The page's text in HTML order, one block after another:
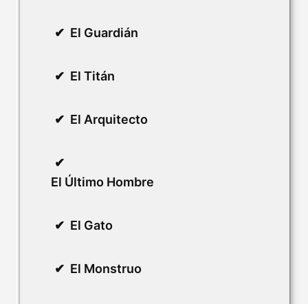
El Guardián
El Titán
El Arquitecto
El Último Hombre
El Gato
El Monstruo